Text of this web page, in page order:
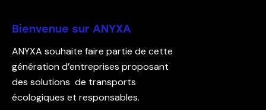
Bienvenue sur ANYXA
ANYXA souhaite faire partie de cette
génération d’entreprises proposant
des solutions de transports
écologiques et responsables.